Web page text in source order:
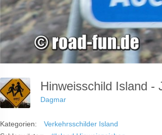
Hinweisschild Island -
Dagmar
Kategorien:
Verkehrsschilder Island